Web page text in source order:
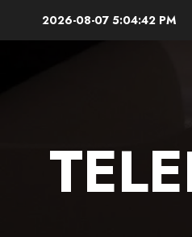
2026-08-07 5:04:43 PM